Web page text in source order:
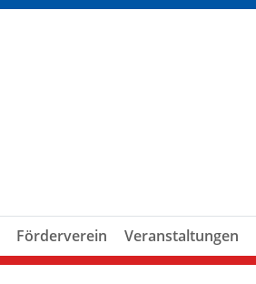
Förderverein Veranstaltungen